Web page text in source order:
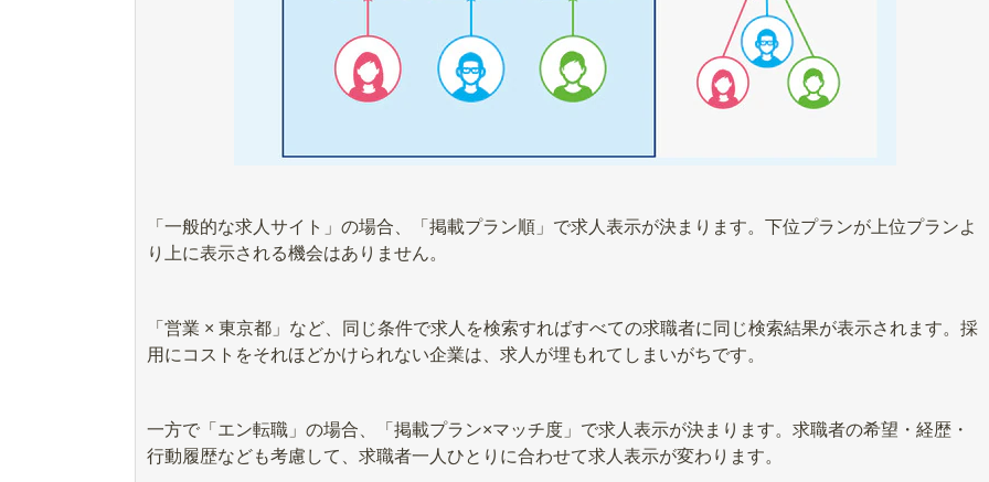
「一般的な求人サイト」の場合、「掲載プラン順」で求人表示が決まります。下位プランが上位プランよ
り上に表示される機会はありません。
「営業 × 東京都」など、同じ条件で求人を検索すればすべての求職者に同じ検索結果が表示されます。採
用にコストをそれほどかけられない企業は、求人が埋もれてしまいがちです。
一方で「エン転職」の場合、「掲載プラン×マッチ度」で求人表示が決まります。求職者の希望・経歴・
行動履歴なども考慮して、求職者一人ひとりに合わせて求人表示が変わります。